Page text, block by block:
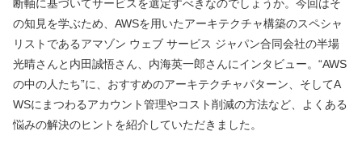
断軸に基づいてサービスを選定すべきなのでしょうか。今回はそ
の知見を学ぶため、AWSを用いたアーキテクチャ構築のスペシャ
リストであるアマゾン ウェブ サービス ジャパン合同会社の半場
光晴さんと内田誠悟さん、内海英一郎さんにインタビュー。“AWS
の中の人たち”に、おすすめのアーキテクチャパターン、そしてA
WSにまつわるアカウント管理やコスト削減の方法など、よくある
悩みの解決のヒントを紹介していただきました。